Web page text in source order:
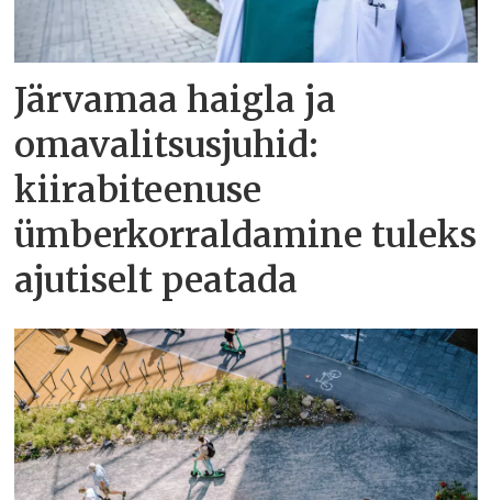
Järvamaa haigla ja
omavalitsusjuhid:
kiirabiteenuse
ümberkorraldamine tuleks
ajutiselt peatada